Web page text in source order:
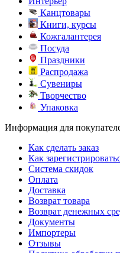
Канцтовары
Книги, курсы
Кожгалантерея
Посуда
Праздники
Распродажа
Сувениры
Творчество
Упаковка
Информация для
Как сделать заказ
Как
Система скидок
Оплата
Доставка
Возврат товара
Возврат денежных
Документы
Импортеры
Отзывы